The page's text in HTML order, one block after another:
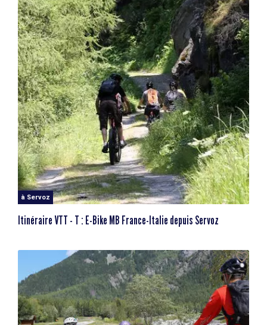
à Servoz
Itinéraire VTT - T : E-Bike MB France-Italie depuis Servoz